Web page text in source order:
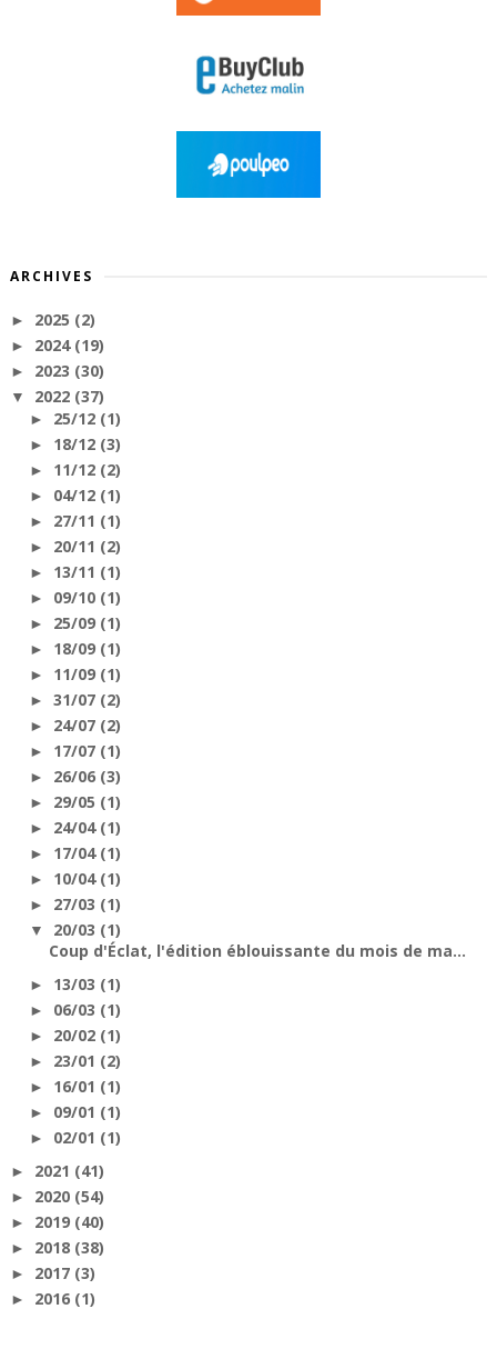
ARCHIVES
► 2025 (2)
► 2024 (19)
► 2023 (30)
▼ 2022 (37)
► 25/12 (1)
► 18/12 (3)
► 11/12 (2)
► 04/12 (1)
► 27/11 (1)
► 20/11 (2)
► 13/11 (1)
► 09/10 (1)
► 25/09 (1)
► 18/09 (1)
► 11/09 (1)
► 31/07 (2)
► 24/07 (2)
► 17/07 (1)
► 26/06 (3)
► 29/05 (1)
► 24/04 (1)
► 17/04 (1)
► 10/04 (1)
► 27/03 (1)
▼ 20/03 (1)
Coup d'Éclat, l'édition éblouissante du mois de ma...
► 13/03 (1)
► 06/03 (1)
► 20/02 (1)
► 23/01 (2)
► 16/01 (1)
► 09/01 (1)
► 02/01 (1)
► 2021 (41)
► 2020 (54)
► 2019 (40)
► 2018 (38)
► 2017 (3)
► 2016 (1)